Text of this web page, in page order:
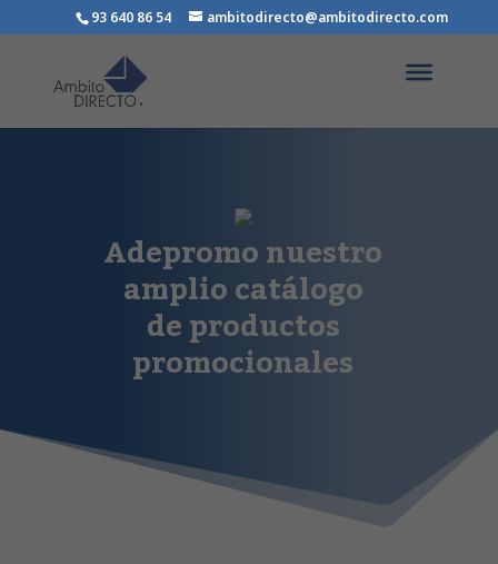
93 640 86 54 ambitodirecto@ambitodirecto.com
Adepromo nuestro
amplio catálogo
de productos
promocionales